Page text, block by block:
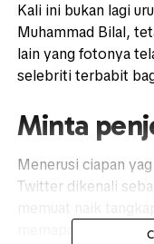
Kali ini bukan lagi
Muhammad Bilal,
lain yang fotonya
selebriti terbabit
Minta
Menerusi ciapan
Twitter dikenali
memaparkan